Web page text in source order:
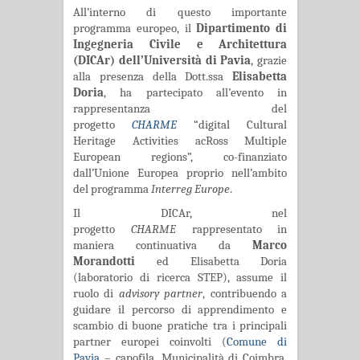
All’interno di questo importante
programma europeo, ilDipartimento di
Ingegneria Civile e Architettura
(DICAr) dell’Università di Pavia, grazie
alla presenza della Dott.ssaElisabetta
Doria, ha partecipato all’evento in
rappresentanza del
progettoCHARME “digital Cultural
Heritage Activities acRoss Multiple
European regions”, co-finanziato
dall’Unione Europea proprio nell’ambito
del programma Interreg Europe.
Il DICAr, nel
progetto CHARMErappresentato in
maniera continuativa daMarco
Morandotti ed Elisabetta Doria
(laboratorio di ricerca STEP), assume il
ruolo di advisory partner, contribuendo a
guidare il percorso di apprendimento e
scambio di buone pratiche tra i principali
partner europei coinvolti (Comune di